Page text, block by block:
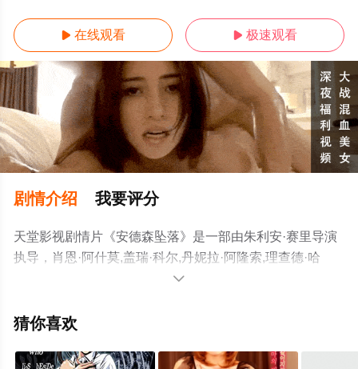
 在线观看  极速观看
剧情介绍 我要评分
天堂影视剧情片《安德森坠落》是一部由朱利安·赛里导演
执导，肖恩·阿什莫,盖瑞·科尔,丹妮拉·阿隆索,理查德·哈
蒙,Judah,Mackey,索尼亚·瓦格尔,法伊娜·乔康,林·沙
斯,R,Scott,Hoffman,Audrey,M.等演员精彩演绎的其它电
网，更多剧情信息可移步至豆瓣电影、电视猫或剧情网等

猜你喜欢